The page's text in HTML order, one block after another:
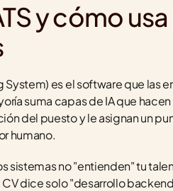
y cómo
System) es el software que las
suma capas de IA que
del puesto y le asignan un
humano.
sistemas no "entienden" tu
CV dice solo "desarrollo